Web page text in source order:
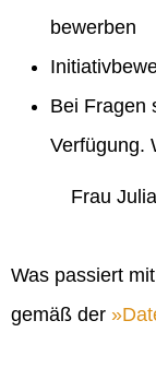
bewerben
Bei Fragen
Verfügung.
Frau Julia
Was passiert
gemäß der